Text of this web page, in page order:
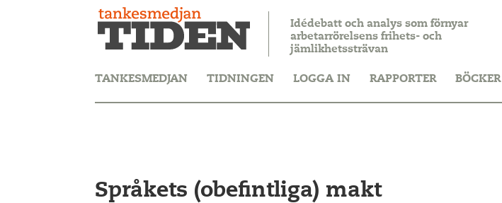
Idédebatt och analys som förnyar
arbetarrörelsens frihets- och
jämlikhetssträvan
TANKESMEDJAN TIDNINGEN LOGGA IN RAPPORTER BÖCKER
Språkets (obefintliga) makt